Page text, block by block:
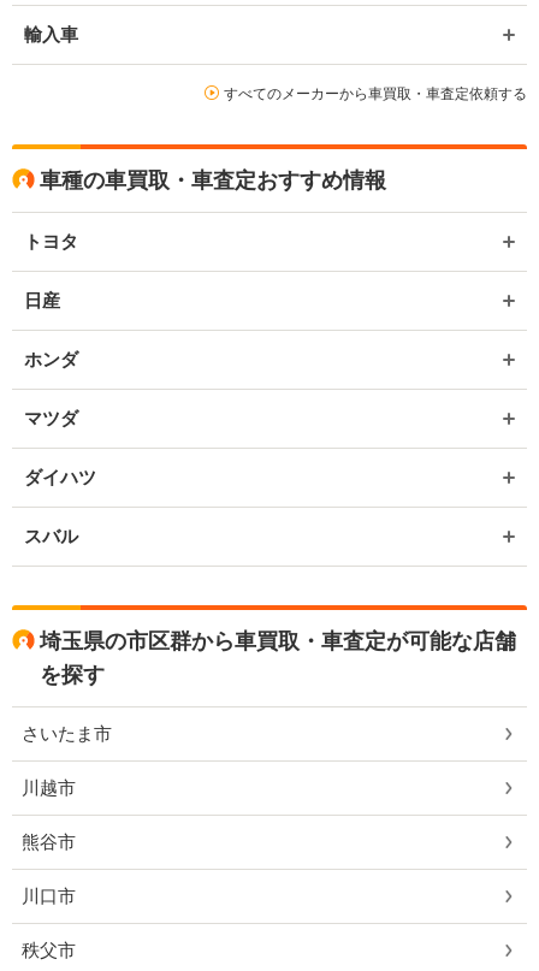
輸入車
すべてのメーカーから車買取・車査定依頼する
車種の車買取・車査定おすすめ情報
トヨタ
日産
ホンダ
マツダ
ダイハツ
スバル
埼玉県の市区群から車買取・車査定が可能な店舗
を探す
さいたま市
川越市
熊谷市
川口市
秩父市